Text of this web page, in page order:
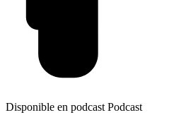
Disponible en podcast Podcast